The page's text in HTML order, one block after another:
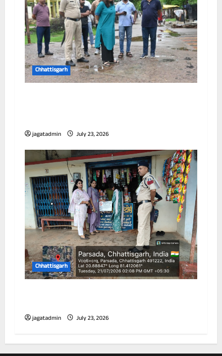
Chhattisgarh
jagatadmin July 23, 2026
Chhattisgarh
jagatadmin July 23, 2026